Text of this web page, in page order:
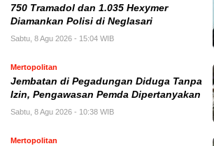
750 Tramadol dan 1.035 Hexymer
Diamankan Polisi di Neglasari
Sabtu, 8 Agu 2026 - 15:04 WIB
Mertopolitan
Jembatan di Pegadungan Diduga Tanpa
Izin, Pengawasan Pemda Dipertanyakan
Sabtu, 8 Agu 2026 - 10:38 WIB
Mertopolitan